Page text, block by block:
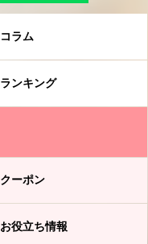
コラム
ランキング
クーポン
お役立ち情報